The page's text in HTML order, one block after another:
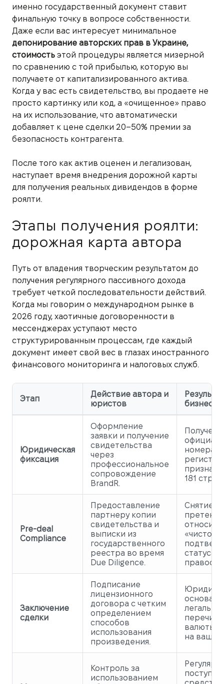
именно государственный документ ставит
финальную точку в вопросе собственности.
Даже если вас интересует минимальное
депонирование авторских прав в Украине,
стоимость этой процедуры является мизерной
по сравнению с той прибылью, которую вы
получаете от капитализированного актива.
Когда у вас есть свидетельство, вы продаете не
просто картинку или код, а «очищенное» право
на их использование, что автоматически
добавляет к цене сделки 20–50% премии за
безопасность контрагента.
После того как актив оценен и легализован,
наступает время внедрения дорожной карты
для получения реальных дивидендов в форме
роялти.
Этапы получения роялти:
дорожная карта автора
Путь от владения творческим результатом до
получения регулярного пассивного дохода
требует четкой последовательности действий.
Когда мы говорим о международном рынке в
2026 году, хаотичные договоренности в
мессенджерах уступают место
структурированным процессам, где каждый
документ имеет свой вес в глазах иностранного
финансового мониторинга и налоговых служб.
Этап
Действие автора и
юристов
бизнеса
Юридическая
фиксация
Оформление
заявки и получение
свидетельства
через
профессиональное
сопровождение
BrandR.
номера
181
Pre-deal
Compliance
Предоставление
партнеру копии
свидетельства и
выписки из
государственного
реестра во время
Due Diligence.
Снятие
статуса
Заключение
сделки
Подписание
лицензионного
договора с четким
определением
способов
использования
произведения.
валюты
на ваш
Контроль за
использованием